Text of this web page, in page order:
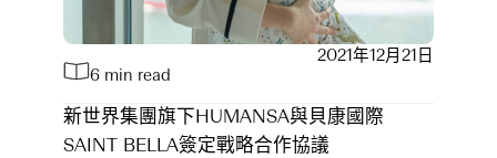
6 min read
2021年12月21日
新世界集團旗下HUMANSA與貝康國際
SAINT BELLA簽定戰略合作協議